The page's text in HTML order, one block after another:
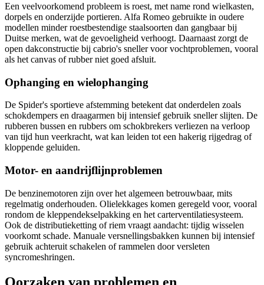
Een veelvoorkomend probleem is roest, met name rond wielkasten,
dorpels en onderzijde portieren. Alfa Romeo gebruikte in oudere
modellen minder roestbestendige staalsoorten dan gangbaar bij
Duitse merken, wat de gevoeligheid verhoogt. Daarnaast zorgt de
open dakconstructie bij cabrio's sneller voor vochtproblemen, vooral
als het canvas of rubber niet goed afsluit.
Ophanging en wielophanging
De Spider's sportieve afstemming betekent dat onderdelen zoals
schokdempers en draagarmen bij intensief gebruik sneller slijten. De
rubberen bussen en rubbers om schokbrekers verliezen na verloop
van tijd hun veerkracht, wat kan leiden tot een hakerig rijgedrag of
kloppende geluiden.
Motor- en aandrijflijnproblemen
De benzinemotoren zijn over het algemeen betrouwbaar, mits
regelmatig onderhouden. Olielekkages komen geregeld voor, vooral
rondom de kleppendekselpakking en het carterventilatiesysteem.
Ook de distributieketting of riem vraagt aandacht: tijdig wisselen
voorkomt schade. Manuale versnellingsbakken kunnen bij intensief
gebruik achteruit schakelen of rammelen door versleten
syncromeshringen.
Oorzaken van problemen en